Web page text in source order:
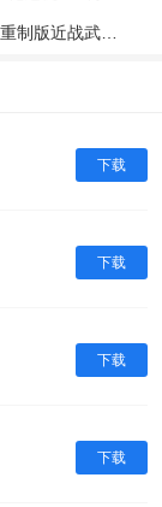
下载
下载
下载
下载